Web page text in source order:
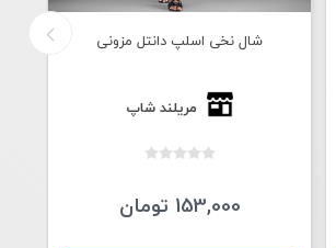
شال نخی اسلپ دانتل مزونی
مریلند شاپ
153,000 تومان